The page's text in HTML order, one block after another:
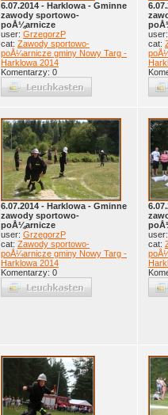
6.07.2014 - Harklowa - Gminne
zawody sportowo-
poÅ¼arnicze
user: GrzegorzP
cat: Zawody sportowo-
poÅ¼arnicze gminy Nowy Targ -
Harklowa 2014
Komentarzy: 0
cat:
6.07.2014 - Harklowa - Gminne
zawody sportowo-
poÅ¼arnicze
user: GrzegorzP
cat: Zawody sportowo-
poÅ¼arnicze gminy Nowy Targ -
Harklowa 2014
Komentarzy: 0
cat: